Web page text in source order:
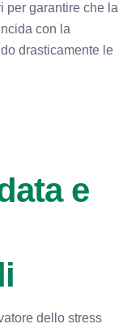
per garantire che la
con la
drasticamente le
e
dello stress